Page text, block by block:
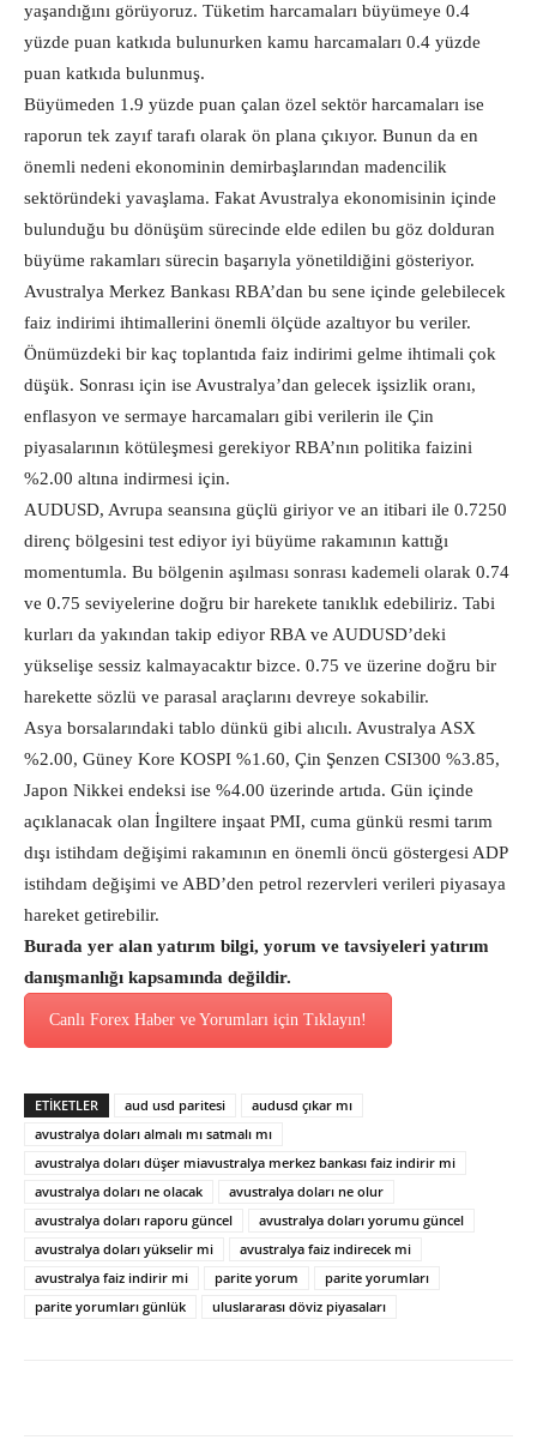
yaşandığını görüyoruz. Tüketim harcamaları büyümeye 0.4
yüzde puan katkıda bulunurken kamu harcamaları 0.4 yüzde
puan katkıda bulunmuş.
Büyümeden 1.9 yüzde puan çalan özel sektör harcamaları ise
raporun tek zayıf tarafı olarak ön plana çıkıyor. Bunun da en
önemli nedeni ekonominin demirbaşlarından madencilik
sektöründeki yavaşlama. Fakat Avustralya ekonomisinin içinde
bulunduğu bu dönüşüm sürecinde elde edilen bu göz dolduran
büyüme rakamları sürecin başarıyla yönetildiğini gösteriyor.
Avustralya Merkez Bankası RBA’dan bu sene içinde gelebilecek
faiz indirimi ihtimallerini önemli ölçüde azaltıyor bu veriler.
Önümüzdeki bir kaç toplantıda faiz indirimi gelme ihtimali çok
düşük. Sonrası için ise Avustralya’dan gelecek işsizlik oranı,
enflasyon ve sermaye harcamaları gibi verilerin ile Çin
piyasalarının kötüleşmesi gerekiyor RBA’nın politika faizini
%2.00 altına indirmesi için.
AUDUSD, Avrupa seansına güçlü giriyor ve an itibari ile 0.7250
direnç bölgesini test ediyor iyi büyüme rakamının kattığı
momentumla. Bu bölgenin aşılması sonrası kademeli olarak 0.74
ve 0.75 seviyelerine doğru bir harekete tanıklık edebiliriz. Tabi
kurları da yakından takip ediyor RBA ve AUDUSD’deki
yükselişe sessiz kalmayacaktır bizce. 0.75 ve üzerine doğru bir
harekette sözlü ve parasal araçlarını devreye sokabilir.
Asya borsalarındaki tablo dünkü gibi alıcılı. Avustralya ASX
%2.00, Güney Kore KOSPI %1.60, Çin Şenzen CSI300 %3.85,
Japon Nikkei endeksi ise %4.00 üzerinde artıda. Gün içinde
açıklanacak olan İngiltere inşaat PMI, cuma günkü resmi tarım
dışı istihdam değişimi rakamının en önemli öncü göstergesi ADP
istihdam değişimi ve ABD’den petrol rezervleri verileri piyasaya
hareket getirebilir.
Burada yer alan yatırım bilgi, yorum ve tavsiyeleri yatırım
danışmanlığı kapsamında değildir.
Canlı Forex Haber ve Yorumları için Tıklayın!
ETİKETLER aud usd paritesi
audusd çıkar mı
avustralya doları almalı mı satmalı mı
avustralya doları düşer miavustralya merkez bankası faiz indirir mi
avustralya doları ne olacak
avustralya doları ne olur
avustralya doları raporu güncel
avustralya doları yorumu güncel
avustralya doları yükselir mi
avustralya faiz indirecek mi
avustralya faiz indirir mi
parite yorum
parite yorumları
parite yorumları günlük
uluslararası döviz piyasaları